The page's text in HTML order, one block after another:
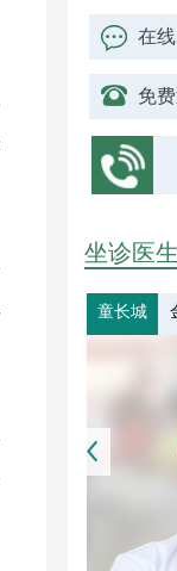
在
免
坐诊医生
童长城